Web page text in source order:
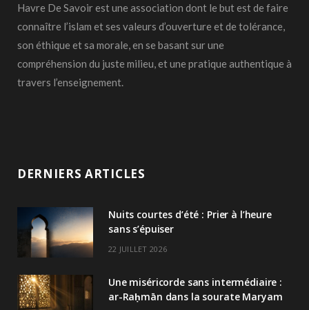
Havre De Savoir est une association dont le but est de faire
connaître l’islam et ses valeurs d’ouverture et de tolérance,
son éthique et sa morale, en se basant sur une
compréhension du juste milieu, et une pratique authentique à
travers l’enseignement.
DERNIERS ARTICLES
Nuits courtes d’été : Prier à l’heure
sans s’épuiser
22 JUILLET 2026
Une miséricorde sans intermédiaire :
ar-Raḥmān dans la sourate Maryam